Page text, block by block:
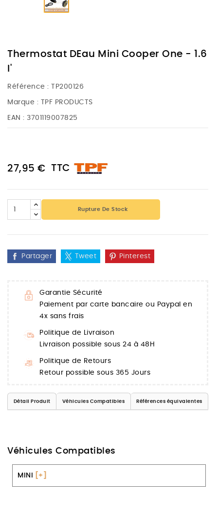
Thermostat DEau Mini Cooper One - 1.6
I'
Référence : TP200126
Marque : TPF PRODUCTS
EAN : 3701119007825
27,95 € TTC
Rupture De Stock
Partager Tweet Pinterest
Garantie Sécurité
Paiement par carte bancaire ou Paypal en
4x sans frais
Politique de Livraison
Livraison possible sous 24 à 48H
Politique de Retours
Retour possible sous 365 Jours
Détail Produit Véhicules Compatibles Références équivalentes
Véhicules Compatibles
MINI [+]